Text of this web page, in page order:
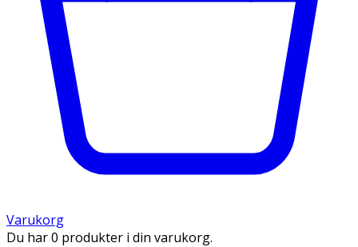
Varukorg
Du har 0 produkter i din varukorg.